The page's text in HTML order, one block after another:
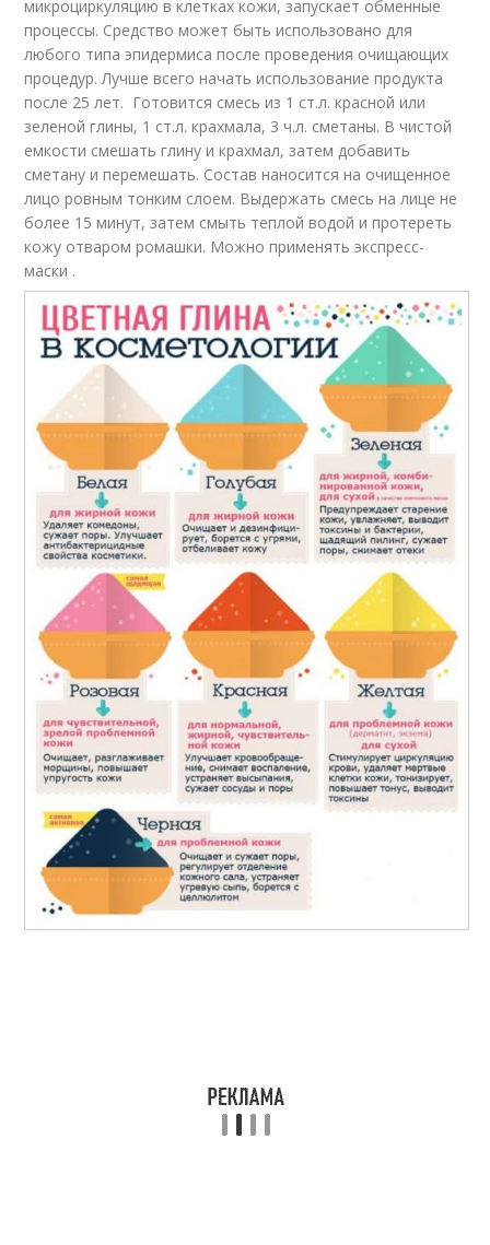
микроциркуляцию в клетках кожи, запускает обменные
процессы. Средство может быть использовано для
любого типа эпидермиса после проведения очищающих
процедур. Лучше всего начать использование продукта
после 25 лет. Готовится смесь из 1 ст.л. красной или
зеленой глины, 1 ст.л. крахмала, 3 ч.л. сметаны. В чистой
емкости смешать глину и крахмал, затем добавить
сметану и перемешать. Состав наносится на очищенное
лицо ровным тонким слоем. Выдержать смесь на лице не
более 15 минут, затем смыть теплой водой и протереть
кожу отваром ромашки. Можно применять экспресс-
маски .